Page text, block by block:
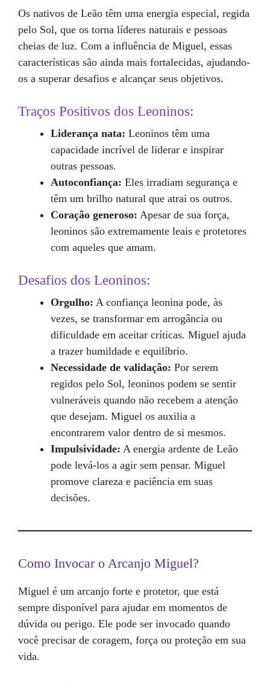
Os nativos de Leão têm uma energia especial, regida
pelo Sol, que os torna líderes naturais e pessoas
cheias de luz. Com a influência de Miguel, essas
características são ainda mais fortalecidas, ajudando-
os a superar desafios e alcançar seus objetivos.
Traços Positivos dos Leoninos:
Liderança nata: Leoninos têm uma
capacidade incrível de liderar e inspirar
outras pessoas.
Autoconfiança: Eles irradiam segurança e
têm um brilho natural que atrai os outros.
Coração generoso: Apesar de sua força,
leoninos são extremamente leais e protetores
com aqueles que amam.
Desafios dos Leoninos:
Orgulho: A confiança leonina pode, às
vezes, se transformar em arrogância ou
dificuldade em aceitar críticas. Miguel ajuda
a trazer humildade e equilíbrio.
Necessidade de validação: Por serem
regidos pelo Sol, leoninos podem se sentir
vulneráveis quando não recebem a atenção
que desejam. Miguel os auxilia a
encontrarem valor dentro de si mesmos.
Impulsividade: A energia ardente de Leão
pode levá-los a agir sem pensar. Miguel
promove clareza e paciência em suas
decisões.
Como Invocar o Arcanjo Miguel?
Miguel é um arcanjo forte e protetor, que está
sempre disponível para ajudar em momentos de
dúvida ou perigo. Ele pode ser invocado quando
você precisar de coragem, força ou proteção em sua
vida.